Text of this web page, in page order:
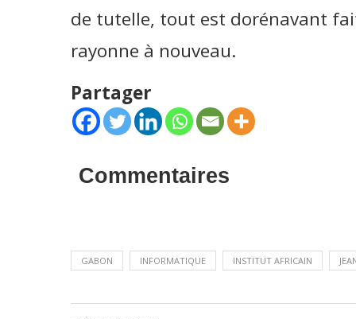
de tutelle, tout est dorénavant
rayonne à nouveau.
Partager
Commentaires
GABON INFORMATIQUE INSTITUT AFRICAIN